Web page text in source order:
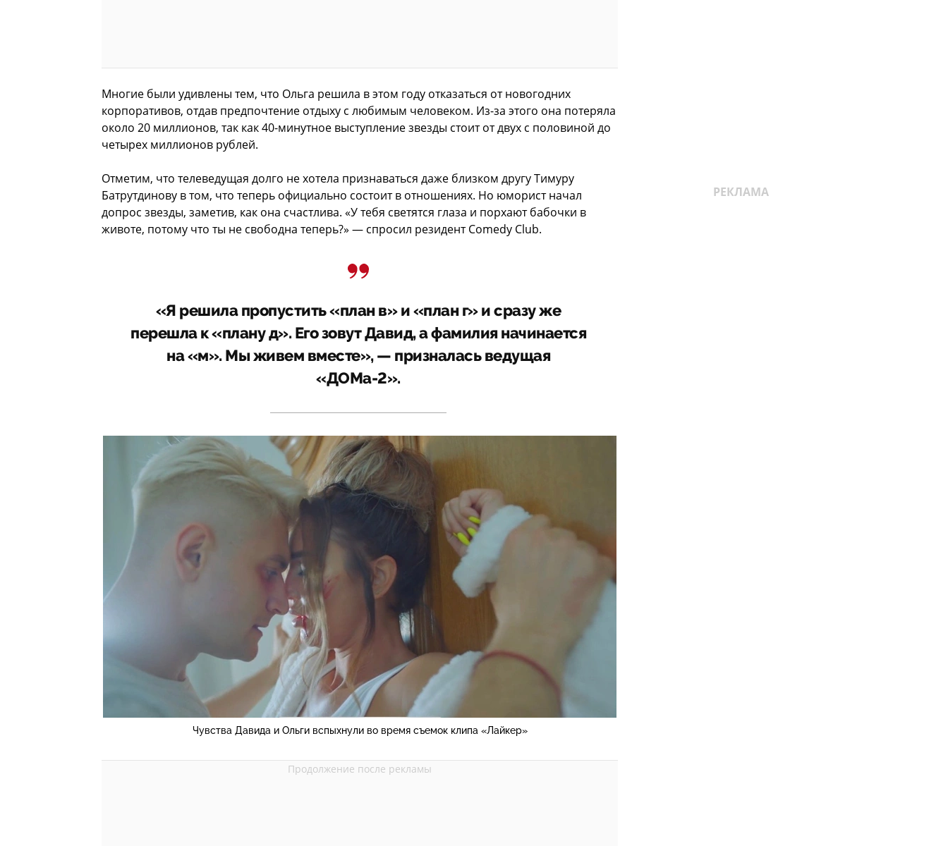
Многие были удивлены тем, что Ольга решила в этом году отказаться от новогодних
корпоративов, отдав предпочтение отдыху с любимым человеком. Из-за этого она потеряла
около 20 миллионов, так как 40-минутное выступление звезды стоит от двух с половиной до
четырех миллионов рублей.
Отметим, что телеведущая долго не хотела признаваться даже близком другу Тимуру
Батрутдинову в том, что теперь официально состоит в отношениях. Но юморист начал
допрос звезды, заметив, как она счастлива. «У тебя светятся глаза и порхают бабочки в
животе, потому что ты не свободна теперь?» — спросил резидент Comedy Club.
«Я решила пропустить «план в» и «план г» и сразу же
перешла к «плану д». Его зовут Давид, а фамилия начинается
на «м». Мы живем вместе», — призналась ведущая
«ДОМа-2».
Чувства Давида и Ольги вспыхнули во время съемок клипа «Лайкер»